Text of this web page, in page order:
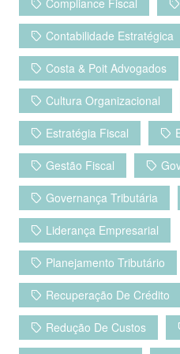
Contabilidade Estratégica
Costa & Poit Advogados
Cultura Organizacional
Estratégia Fiscal
Gestão Fiscal
Governança Tributária
Liderança Empresarial
Planejamento Tributário
Recuperação De Crédito
Redução De Custos